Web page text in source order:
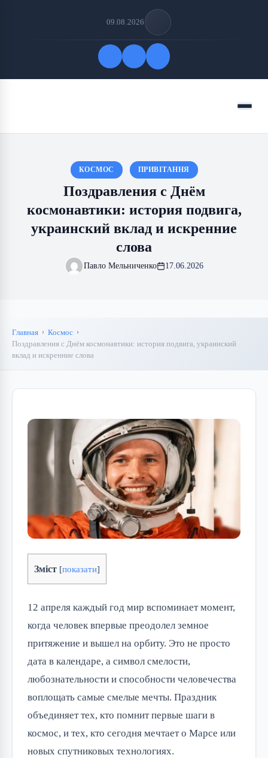
09.08.2026
Меню
КОСМОС ПРИВІТАННЯ
Поздравления с Днём
космонавтики: история подвига,
украинский вклад и искренние
слова
Павло Мельниченко 17.06.2026
Главная
Космос
Поздравления с Днём космонавтики: история подвига, украинский
вклад и искренние слова
Зміст [показати]
12 апреля каждый год мир вспоминает момент,
когда человек впервые преодолел земное
притяжение и вышел на орбиту. Это не просто
дата в календаре, а символ смелости,
любознательности и способности человечества
воплощать самые смелые мечты. Праздник
объединяет тех, кто помнит первые шаги в
космос, и тех, кто сегодня мечтает о Марсе или
новых спутниковых технологиях.